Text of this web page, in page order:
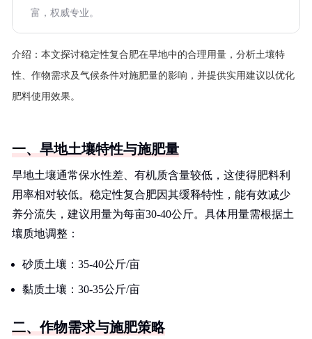
富，权威专业。
介绍： 本文探讨稳定性复合肥在旱地中的合理用量，分析土壤特
性、作物需求及气候条件对施肥量的影响，并提供实用建议以优化
肥料使用效果。
一、旱地土壤特性与施肥量
旱地土壤通常保水性差、有机质含量较低，这使得肥料利
用率相对较低。稳定性复合肥因其缓释特性，能有效减少
养分流失，建议用量为每亩30-40公斤。具体用量需根据土
壤质地调整：
砂质土壤：35-40公斤/亩
黏质土壤：30-35公斤/亩
二、作物需求与施肥策略